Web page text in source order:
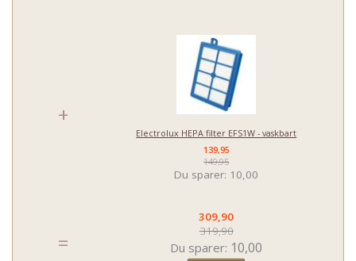
+
Electrolux HEPA filter EFS1W - vaskbart
139,95
149,95
Du sparer: 10,00
=
309,90
319,90
Du sparer: 10,00